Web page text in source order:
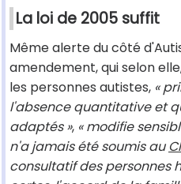
La loi de 2005 suffit
Même alerte du côté
amendement, qui selon
les personnes autistes, «
l'absence quantitative et
adaptés », « modifie
n'a jamais été soumis au
consultatif des personnes